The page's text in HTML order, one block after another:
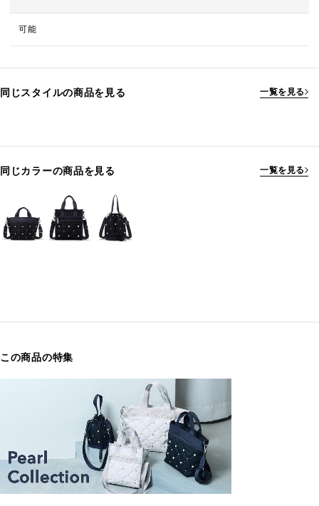
可能
同じスタイルの商品を見る 一覧を見る
同じカラーの商品を見る 一覧を見る
この商品の特集